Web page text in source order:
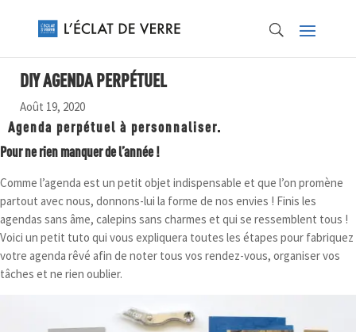
DIY AGENDA PERPÉTUEL
Août 19, 2020
Agenda perpétuel à personnaliser.
Pour ne rien manquer de l’année !
Comme l’agenda est un petit objet indispensable et que l’on promène
partout avec nous, donnons-lui la forme de nos envies ! Finis les
agendas sans âme, calepins sans charmes et qui se ressemblent tous !
Voici un petit tuto qui vous expliquera toutes les étapes pour fabriquez
votre agenda rêvé afin de noter tous vos rendez-vous, organiser vos
tâches et ne rien oublier.